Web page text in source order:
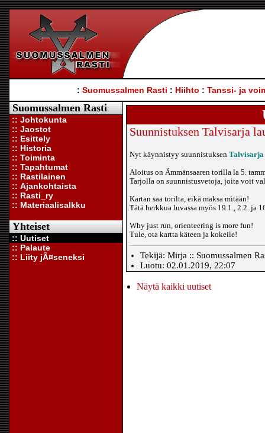
: Suomussalmen Rasti : Hiihto : Tanssi- ja
Suomussalmen Rasti
:: Johtokunta
:: Jaostot
:: Esittely
:: Historia
:: Toiminta
:: Tapahtumat
:: Rastilainen
:: Ajankohtaista
:: Rasti_ry
:: Materiaalisalkku
Yhteiset
:: Uutiset
:: Palaute
:: Liity jÃ¤seneksi
Suunnistuksen Talvisarja
Nyt käynnistyy suunnistuksen Talvisarja
Aloitus on Ämmänsaaren torilla la 5.
Tarjolla on suunnistusvetoja, joita voit
Kartan saa torilta, eikä maksa mitään!
Tätä herkkua luvassa myös 19.1., 2.2. ja
Why just run, orienteering is more fun!
Tule, ota kartta käteen ja kokeile!
Tekijä: Mirja :: Suomussalmen
Luotu: 02.01.2019, 22:07
Näytä kaikki uutiset